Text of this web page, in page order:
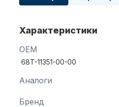
Масла для лодочных
Характеристики
OEM
68T-11351-00-00
Аналоги
Бренд